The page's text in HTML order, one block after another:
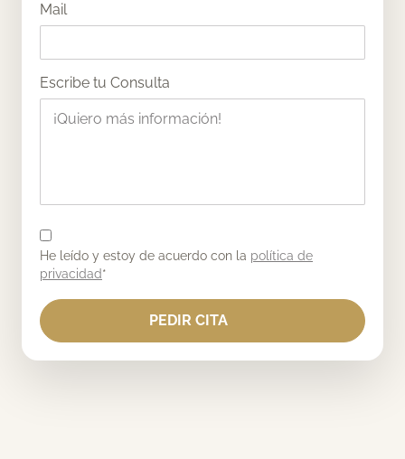
Mail
Escribe tu Consulta
He leído y estoy de acuerdo con la política de
privacidad*